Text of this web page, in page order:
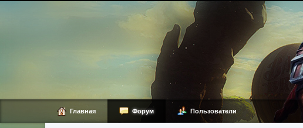
Главная Форум Пользователи